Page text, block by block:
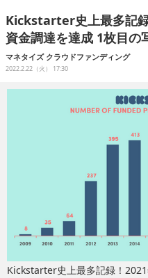
企業動向
人材育成
Kickstarter史上最多記
資金調達を達成 1枚目の
マネタイズ クラウドファンディング
2022.2.22（火） 17:30
Kickstarter史上最多記録！